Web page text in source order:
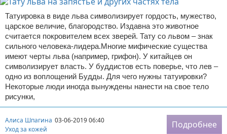
Татуировка в виде льва символизирует гордость, мужество,
царское величие, благородство. Издавна это животное
считается покровителем всех зверей. Тату со львом – знак
сильного человека-лидера.Многие мифические существа
имеют черты льва (например, грифон). У китайцев он
символизирует власть. У буддистов есть поверье, что лев –
одно из воплощений Будды. Для чего нужны татуировки?
Некоторые люди иногда вынуждены нанести на свое тело
рисунки,
Алиса Шпагина 03-06-2019 06:40
Уход за кожей
Подробнее